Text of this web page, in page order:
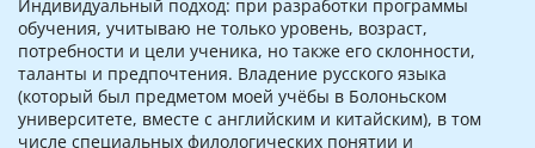
Индивидуальный подход: при разработки программы
обучения, учитываю не только уровень, возраст,
потребности и цели ученика, но также его склонности,
таланты и предпочтения. Владение русского языка
(который был предметом моей учёбы в Болоньском
университете, вместе с английским и китайским), в том
числе специальных филологических понятии и